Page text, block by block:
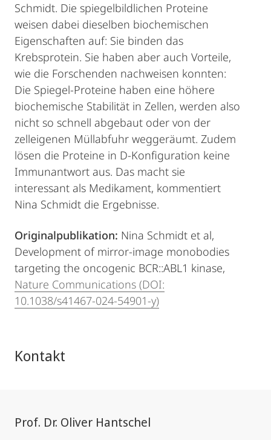
Schmidt. Die spiegelbildlichen Proteine
weisen dabei dieselben biochemischen
Eigenschaften auf: Sie binden das
Krebsprotein. Sie haben aber auch Vorteile,
wie die Forschenden nachweisen konnten:
Die Spiegel-Proteine haben eine höhere
biochemische Stabilität in Zellen, werden also
nicht so schnell abgebaut oder von der
zelleigenen Müllabfuhr weggeräumt. Zudem
lösen die Proteine in D-Konfiguration keine
Immunantwort aus. Das macht sie
interessant als Medikament, kommentiert
Nina Schmidt die Ergebnisse.
Originalpublikation: Nina Schmidt et al,
Development of mirror-image monobodies
targeting the oncogenic BCR::ABL1 kinase,
Nature Communications (DOI:
10.1038/s41467-024-54901-y)
Kontakt
Prof. Dr. Oliver Hantschel